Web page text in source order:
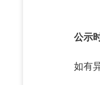
公示
如有异